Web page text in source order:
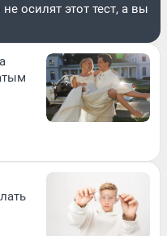
осилят этот тест, а вы